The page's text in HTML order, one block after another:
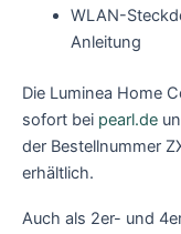
WLAN-
Anleitung
Die Luminea Home
sofort bei pearl.de
der Bestellnummer
erhältlich.
Auch als 2er- und